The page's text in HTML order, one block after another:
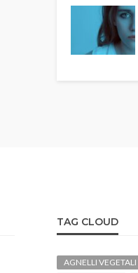
TAG CLOUD
AGNELLI VEGETALI